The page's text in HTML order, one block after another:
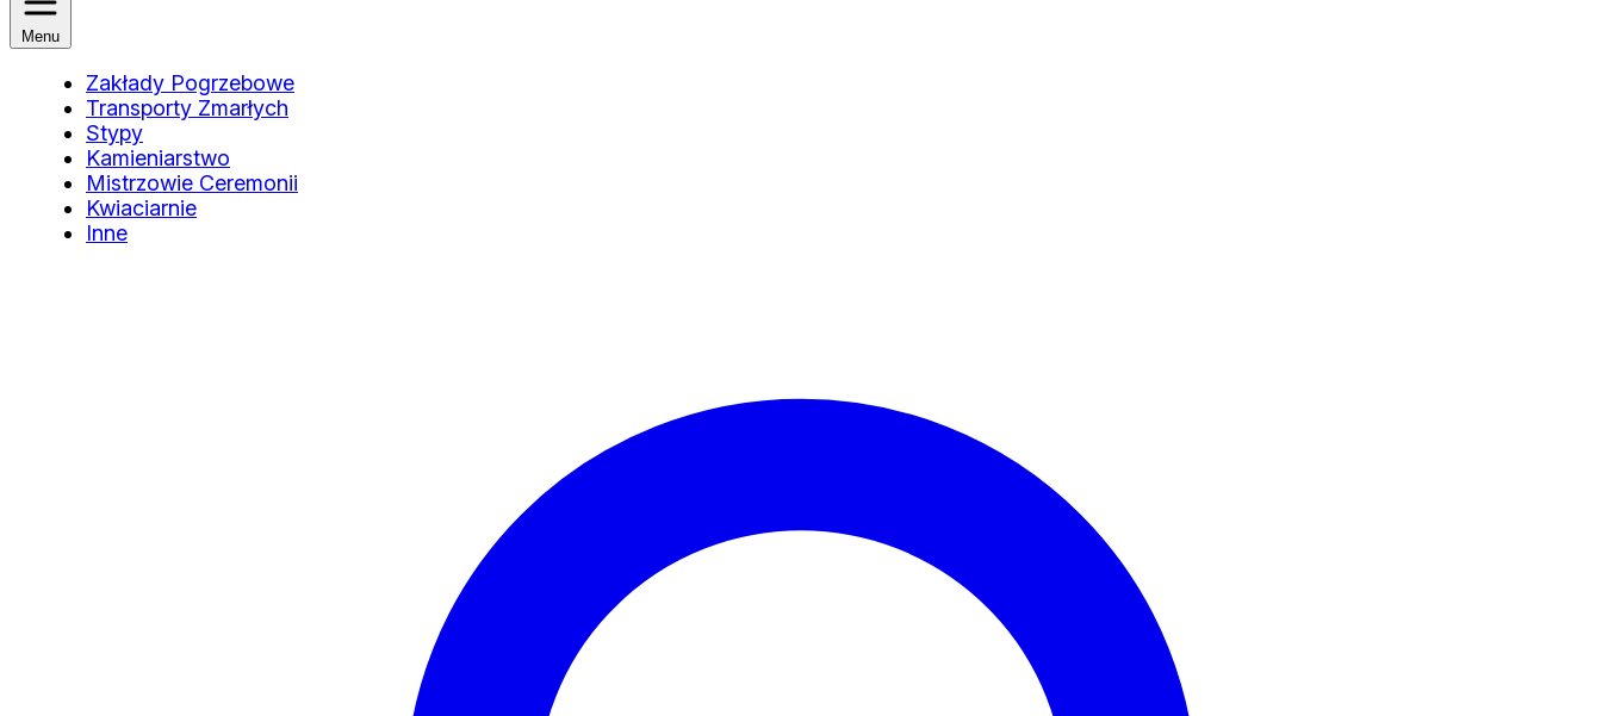
Menu
Zakłady Pogrzebowe
Transporty Zmarłych
Stypy
Kamieniarstwo
Mistrzowie Ceremonii
Kwiaciarnie
Inne